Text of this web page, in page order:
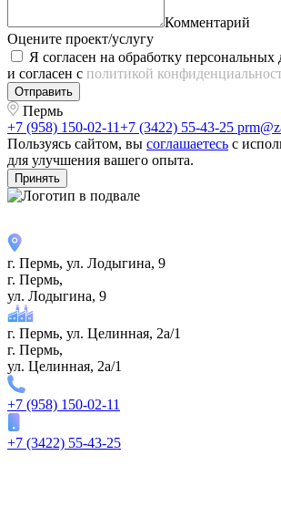
Комментарий
Оцените проект/услугу
Я согласен на обработку
и согласен с политикой
Отправить
Пермь
+7 (958) 150-02-11+7 (3422) 55-43-25
Пользуясь сайтом, вы соглашаетесь с
для улучшения вашего опыта.
Принять
г. Пермь, ул. ​Лодыгина, 9
г. Пермь,
ул. ​Лодыгина, 9
г. Пермь, ул. Целинная, 2а/1
г. Пермь,
ул. Целинная, 2а/1
+7 (958) 150-02-11
+7 (3422) 55-43-25